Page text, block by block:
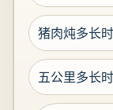
猪肉炖多长
五公里多长